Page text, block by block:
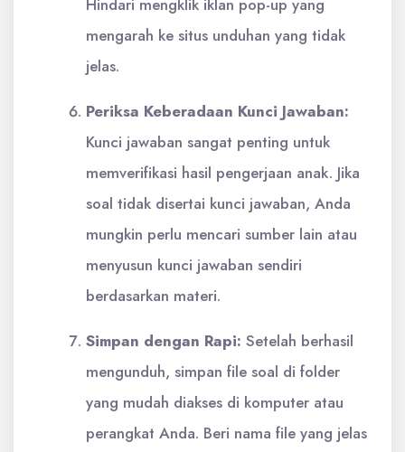
Hindari mengklik iklan pop-up yang
mengarah ke situs unduhan yang tidak
jelas.
Periksa Keberadaan Kunci Jawaban:
Kunci jawaban sangat penting untuk
memverifikasi hasil pengerjaan anak. Jika
soal tidak disertai kunci jawaban, Anda
mungkin perlu mencari sumber lain atau
menyusun kunci jawaban sendiri
berdasarkan materi.
Simpan dengan Rapi: Setelah berhasil
mengunduh, simpan file soal di folder
yang mudah diakses di komputer atau
perangkat Anda. Beri nama file yang jelas